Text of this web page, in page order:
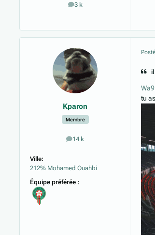
3 k
messages
Kparon
Membre
14 k
messages
Ville:
212% Mohamed Ouahbi
Équipe préférée :
tu